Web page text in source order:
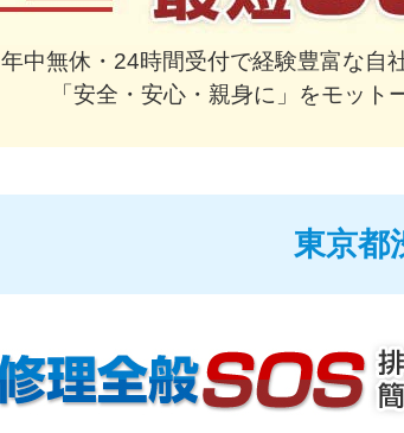
年中無休・24時間受付で経験豊富な自
「安全・安心・親身に」をモッ
東京都